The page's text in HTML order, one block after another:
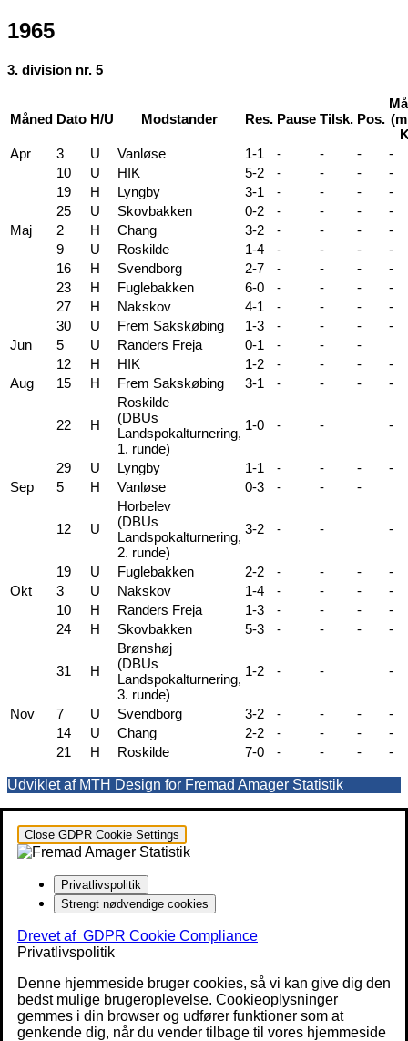
1965
3. division nr. 5
Måned Dato H/U Modstander Res. Pause Tilsk. Pos.
Apr
3 U Vanløse 1-1 - - -
-
10
U HIK 5-2 - - -
-
19
H Lyngby 3-1 - - -
-
25
U Skovbakken 0-2 - - -
-
Maj
2 H Chang 3-2 - - -
-
9
U Roskilde 1-4 - - -
-
16
H Svendborg 2-7 - - -
-
23
H Fuglebakken 6-0 - - -
-
27
H Nakskov 4-1 - - -
-
30
U Frem Sakskøbing 1-3 - - -
-
Jun
5 U Randers Freja 0-1 - -
-
12
H HIK 1-2 - - -
-
Aug
15 H Frem Sakskøbing 3-1 - - - -
22 H
Roskilde
(DBUs
Landspokalturnering,
1. runde)
1-0 - - -
29 U Lyngby 1-1 - - -
-
Sep
5 H Vanløse 0-3 - - -
12 U
Horbelev
(DBUs
Landspokalturnering,
2. runde)
3-2 - - -
19 U Fuglebakken 2-2 - - -
-
Okt
3 U Nakskov 1-4 - - -
-
10
H Randers Freja 1-3 - - -
-
24
H Skovbakken 5-3 - - - -
31 H
Brønshøj
(DBUs
Landspokalturnering,
3. runde)
1-2 - - -
Nov 7 U Svendborg 3-2 - - -
-
14
U Chang 2-2 - - -
-
21
H Roskilde 7-0 - - - -
Udviklet af MTH Design for Fremad Amager Statistik
Close GDPR Cookie Settings
Privatlivspolitik
Strengt nødvendige cookies
Drevet af GDPR Cookie Compliance
Privatlivspolitik
Denne hjemmeside bruger cookies, så vi kan give dig den
bedst mulige brugeroplevelse. Cookieoplysninger
gemmes i din browser og udfører funktioner som at
genkende dig, når du vender tilbage til vores hjemmeside